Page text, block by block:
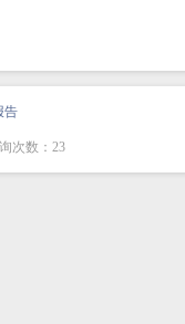
告
次数：23